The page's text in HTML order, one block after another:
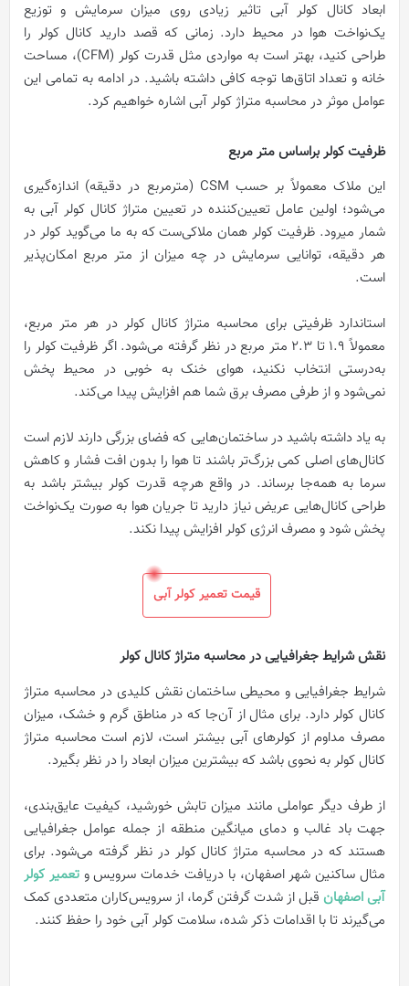
ابعاد کانال کولر آبی تاثیر زیادی روی میزان سرمایش و توزیع
یک‌نواخت هوا در محیط دارد. زمانی که قصد دارید کانال کولر را
طراحی کنید، بهتر است به مواردی مثل قدرت کولر (CFM)، مساحت
خانه و تعداد اتاق‌ها توجه کافی داشته باشید. در ادامه به تمامی این
عوامل موثر در محاسبه متراژ کولر آبی اشاره خواهیم کرد.
ظرفیت کولر براساس متر مربع
این ملاک معمولاً بر حسب CSM (مترمربع در دقیقه) اندازه‌گیری
می‌شود؛ اولین عامل تعیین‌کننده در تعیین متراژ کانال کولر آبی به
شمار می‎رود. ظرفیت کولر همان ملاکی‌ست که به ما می‌گوید کولر در
هر دقیقه، توانایی سرمایش در چه میزان از متر مربع امکان‌پذیر
است.
استاندارد ظرفیتی برای محاسبه متراژ کانال کولر در هر متر مربع،
معمولاً 1.9 تا 2.3 متر مربع در نظر گرفته می‌شود. اگر ظرفیت کولر را
به‌درستی انتخاب نکنید، هوای خنک به خوبی در محیط پخش
نمی‌شود و از طرفی مصرف برق شما هم افزایش پیدا می‌کند.
به یاد داشته باشید در ساختمان‌هایی که فضای بزرگی دارند لازم است
کانال‌های اصلی کمی بزرگ‌تر باشند تا هوا را بدون افت فشار و کاهش
سرما به همه‌جا برساند. در واقع هرچه قدرت کولر بیشتر باشد به
طراحی کانال‌هایی عریض‌ نیاز دارید تا جریان هوا به صورت یک‌نواخت‌
پخش شود و مصرف انرژی کولر افزایش پیدا نکند.
قیمت تعمیر کولر آبی
نقش شرایط جغرافیایی در محاسبه متراژ کانال کولر
شرایط جغرافیایی و محیطی ساختمان نقش کلیدی در محاسبه متراژ
کانال کولر دارد. برای مثال از آن‌جا که در مناطق گرم و خشک، میزان
مصرف مداوم از کولرهای آبی بیشتر است، لازم است محاسبه متراژ
کانال کولر به نحوی باشد که بیشترین میزان ابعاد را در نظر بگیرد.
از طرف دیگر عواملی مانند میزان تابش خورشید، کیفیت عایق‌بندی،
جهت باد غالب و دمای میانگین منطقه از جمله عوامل جغرافیایی
هستند که در محاسبه متراژ کانال کولر در نظر گرفته می‌شود. برای
مثال ساکنین شهر اصفهان، با دریافت خدمات سرویس وتعمیر کولر
آبی اصفهان قبل از شدت گرفتن گرما، از سرویس‌کاران متعددی کمک
می‌گیرند تا با اقدامات ذکر شده، سلامت کولر آبی خود را حفظ کنند.